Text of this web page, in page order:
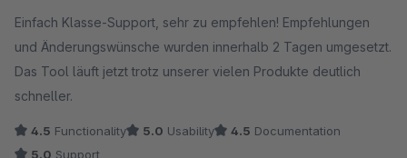
Einfach Top!
Einfach Klasse-Support, sehr zu empfehlen! Empfehlungen
und Änderungswünsche wurden innerhalb 2 Tagen umgesetzt.
Das Tool läuft jetzt trotz unserer vielen Produkte deutlich
schneller.
4.5 Functionality 5.0 Usability 4.5 Documentation
5.0 Support